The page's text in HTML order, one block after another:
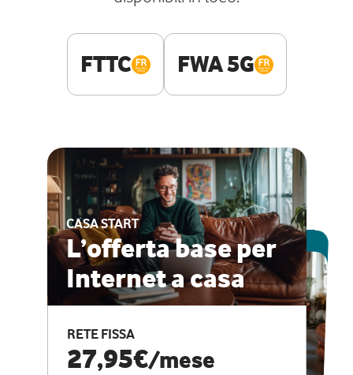
FTTC FWA 5G
CASA START
L’offerta base per
Internet a casa
RETE FISSA
27,95€/mese
ESCLUSIVA ONLINE
CASA PRO
Internet veloce e
vantaggi speciali